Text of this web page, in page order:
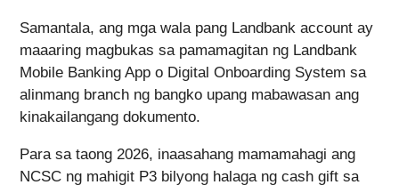
Samantala, ang mga wala pang Landbank account ay
maaaring magbukas sa pamamagitan ng Landbank
Mobile Banking App o Digital Onboarding System sa
alinmang branch ng bangko upang mabawasan ang
kinakailangang dokumento.
Para sa taong 2026, inaasahang mamamahagi ang
NCSC ng mahigit P3 bilyong halaga ng cash gift sa